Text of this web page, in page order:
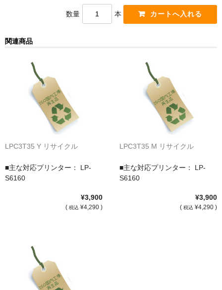
対応プリンターメーカー
見積書発行依頼
なぜ業務用を選ぶべき？
サイトマップ
数量 本
関連商品
LPC3T35 Y リサイクル
■主な対応プリンター： LP-
S6160
¥3,900
( 税込 ¥4,290 )
LPC3T35 M リサイクル
■主な対応プリンター： LP-
S6160
¥3,900
( 税込 ¥4,290 )